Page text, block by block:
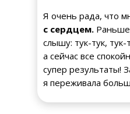
Я очень рада, что
с сердцем. Раньше
слышу: тук-тук, тук-
а сейчас все
супер результаты!
я переживала